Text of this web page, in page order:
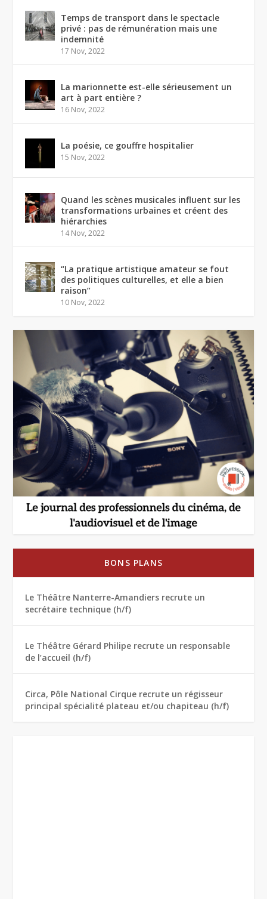
Temps de transport dans le spectacle
privé : pas de rémunération mais une
indemnité
17 Nov, 2022
La marionnette est-elle sérieusement un
art à part entière ?
16 Nov, 2022
La poésie, ce gouffre hospitalier
15 Nov, 2022
Quand les scènes musicales influent sur les
transformations urbaines et créent des
hiérarchies
14 Nov, 2022
“La pratique artistique amateur se fout
des politiques culturelles, et elle a bien
raison”
10 Nov, 2022
BONS PLANS
Le Théâtre Nanterre-Amandiers recrute un
secrétaire technique (h/f)
Le Théâtre Gérard Philipe recrute un responsable
de l’accueil (h/f)
Circa, Pôle National Cirque recrute un régisseur
principal spécialité plateau et/ou chapiteau (h/f)